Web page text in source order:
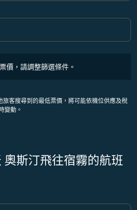
價，請調整篩選條件。
客搜尋到的最低票價，將可能依機位供應及稅
變動。
斯汀飛往宿霧的航班